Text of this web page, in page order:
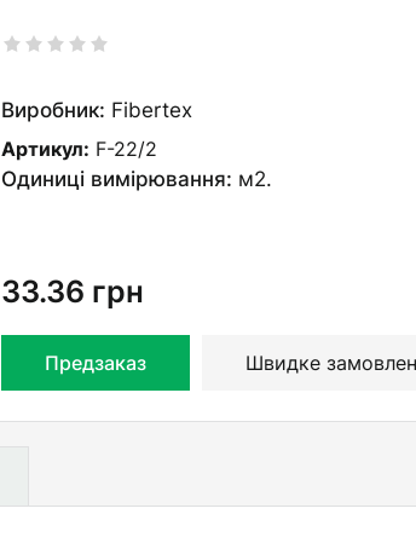
Виробник: Fibertex
Артикул: F-22/2
Одиниці вимірювання: м2.
33.36 грн
Предзаказ Швидке